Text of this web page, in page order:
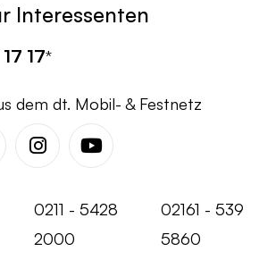
Interessenten
17*
dem dt. Mobil- & Festnetz
InstagramYoutube
0211 - 5428
2000
02161 - 539
5860